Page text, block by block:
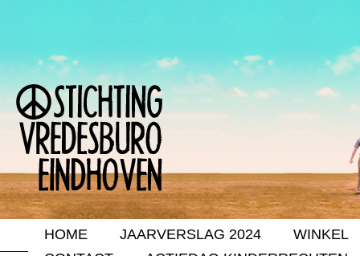
HOME JAARVERSLAG 2024
WINKEL